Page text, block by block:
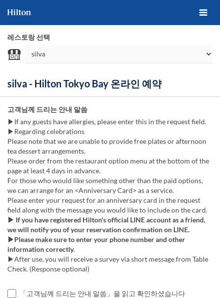
레스토랑 선택
silva - Hilton Tokyo Bay 온라인 예약
고객님께 드리는 안내 말씀
▶If any guests have allergies, please enter this in the request field.
▶Regarding celebrations
Please note that we are unable to provide free plates or afternoon
tea dessert arrangements.
Please order from the restaurant option menu at the bottom of the
page at least 4 days in advance.
For those who would like something other than the paid options,
we can arrange for an <Anniversary Card> as a service.
Please enter your request for an anniversary card in the request
field along with the message you would like to include on the card.
▶ If you have registered Hilton's official LINE account as a friend,
we will notify you of your reservation confirmation on LINE.
▶Please make sure to enter your phone number and other
information correctly.
▶After use, you will receive a survey via short message from Table
Check. (Response optional)
「고객님께 드리는 안내 말씀」을 읽고 확인하셨습니다